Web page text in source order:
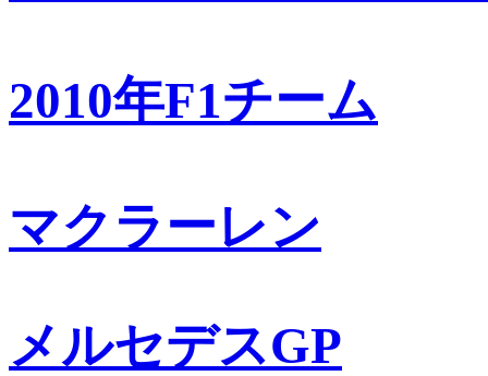
2010年F1チーム
マクラーレン
メルセデスGP